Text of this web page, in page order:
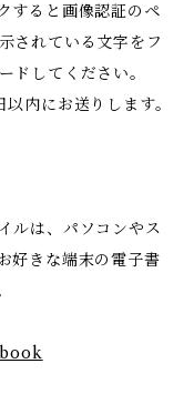
すると画像認証のペ
されている文字をフ
ドしてください。
内にお送りします。
ルは、パソコンやス
好きな端末の電子書